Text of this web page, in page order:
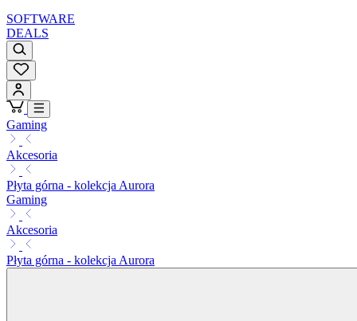
SOFTWARE
DEALS
Gaming
Akcesoria
Płyta górna - kolekcja Aurora
Gaming
Akcesoria
Płyta górna - kolekcja Aurora